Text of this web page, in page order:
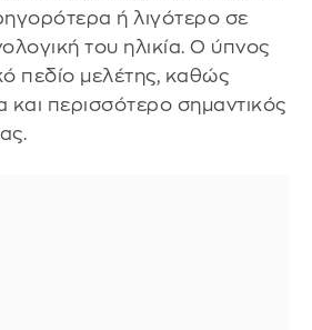
ή λιγότερο σε
του ηλικία. Ο ύπνος
πεδίο μελέτης, καθώς
και περισσότερο σημαντικός